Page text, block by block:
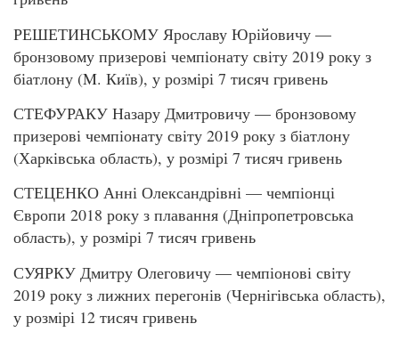
РЕШЕТИНСЬКОМУ Ярославу Юрійовичу —
бронзовому призерові чемпіонату світу 2019 року з
біатлону (M. Київ), у розмірі 7 тисяч гривень
СТЕФУРАКУ Назару Дмитровичу — бронзовому
призерові чемпіонату світу 2019 року з біатлону
(Харківська область), у розмірі 7 тисяч гривень
СТЕЦЕНКО Анні Олександрівні — чемпіонці
Європи 2018 року з плавання (Дніпропетровська
область), у розмірі 7 тисяч гривень
СУЯРКУ Дмитру Олеговичу — чемпіонові світу
2019 року з лижних перегонів (Чернігівська область),
у розмірі 12 тисяч гривень